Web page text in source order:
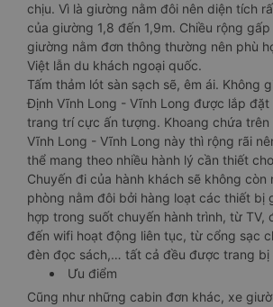
chịu. Vì là giường nằm đôi nên diện tích
của giường 1,8 đến 1,9m. Chiều rộng
giường nằm đơn thông thường nên phù
Việt lẫn du khách ngoại quốc.
Tấm thảm lót sàn sạch sẽ, êm ái. Không
Định Vĩnh Long - Vĩnh Long được lắp đặt
trang trí cực ấn tượng. Khoang chứa trên
Vĩnh Long - Vĩnh Long này thì rộng rãi
thể mang theo nhiều hành lý cần thiết
Chuyến đi của hành khách sẽ không còn
phòng nằm đôi bởi hàng loạt các thiết bị
hợp trong suốt chuyến hành trình, từ TV,
đến wifi hoạt động liên tục, từ cổng sạc
đèn đọc sách,… tất cả đều được trang bị
Ưu điểm
Cũng như những cabin đơn khác, xe